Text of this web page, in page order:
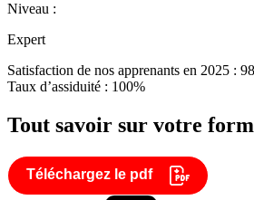
Niveau :
Expert
Satisfaction de nos apprenants en 2025 :
Taux d’assiduité : 100%
Tout savoir sur votre
Téléchargez le pdf